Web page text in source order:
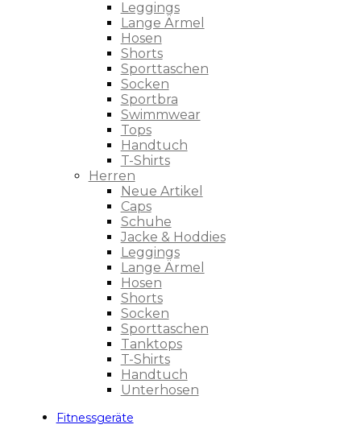
Leggings
Lange Ärmel
Hosen
Shorts
Sporttaschen
Socken
Sportbra
Swimmwear
Tops
Handtuch
T-Shirts
Herren
Neue Artikel
Caps
Schuhe
Jacke & Hoddies
Leggings
Lange Ärmel
Hosen
Shorts
Socken
Sporttaschen
Tanktops
T-Shirts
Handtuch
Unterhosen
Fitnessgeräte